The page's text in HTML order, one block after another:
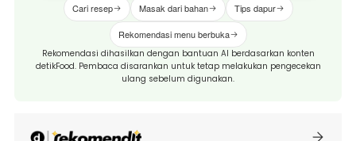
Cari resep Masak dari bahan Tips dapur
Rekomendasi menu berbuka
Rekomendasi dihasilkan dengan bantuan AI berdasarkan konten
detikFood. Pembaca disarankan untuk tetap melakukan pengecekan
ulang sebelum digunakan.